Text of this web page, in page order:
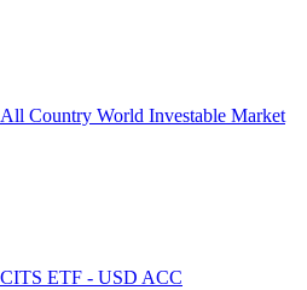
Country World Investable Market
ETF - USD ACC